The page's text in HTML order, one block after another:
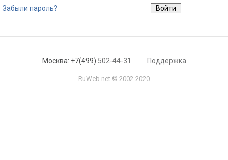
Забыли пароль?
Москва: +7(499) 502-44-31 Поддержка
RuWeb.net © 2002-2020